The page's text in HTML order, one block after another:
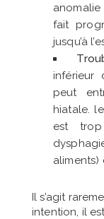
anomalie
fait
jusqu’à
inférieur
peut
hiatale.
est
aliments)
Il s’agit
intention, il